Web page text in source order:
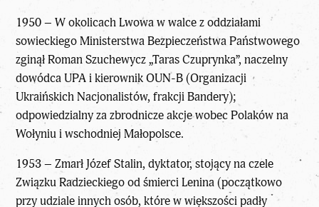
1950 – W okolicach Lwowa w walce z oddziałami
sowieckiego Ministerstwa Bezpieczeństwa Państwowego
zginął Roman Szuchewycz „Taras Czuprynka”, naczelny
dowódca UPA i kierownik OUN-B (Organizacji
Ukraińskich Nacjonalistów, frakcji Bandery);
odpowiedzialny za zbrodnicze akcje wobec Polaków na
Wołyniu i wschodniej Małopolsce.
1953 – Zmarł Józef Stalin, dyktator, stojący na czele
Związku Radzieckiego od śmierci Lenina (początkowo
przy udziale innych osób, które w większości padły